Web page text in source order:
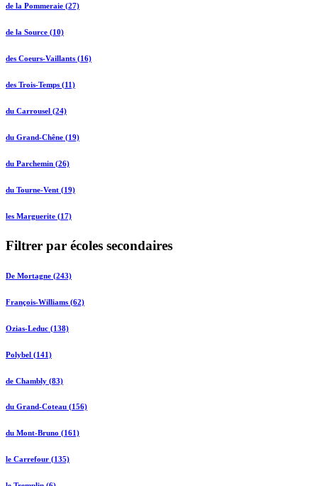
de la Pommeraie (27)
de la Source (10)
des Coeurs-Vaillants (16)
des Trois-Temps (11)
du Carrousel (24)
du Grand-Chêne (19)
du Parchemin (26)
du Tourne-Vent (19)
les Marguerite (17)
Filtrer par écoles secondaires
De Mortagne (243)
François-Williams (62)
Ozias-Leduc (138)
Polybel (141)
de Chambly (83)
du Grand-Coteau (156)
du Mont-Bruno (161)
le Carrefour (135)